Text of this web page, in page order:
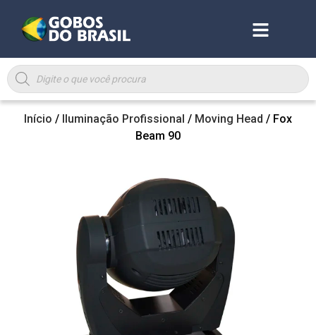
Início / Iluminação Profissional / Moving Head / Fox
Beam 90